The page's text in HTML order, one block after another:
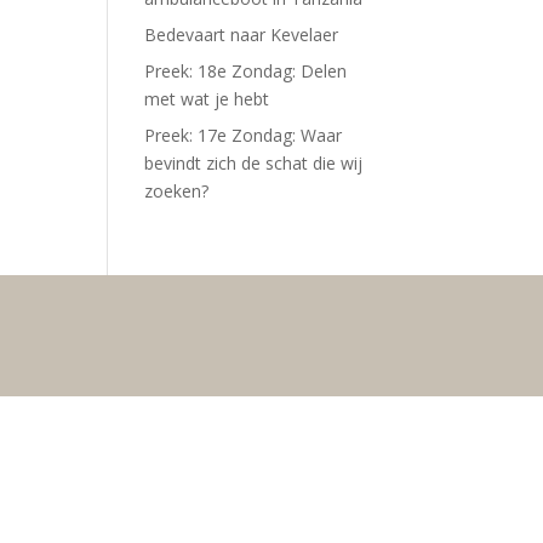
Bedevaart naar Kevelaer
Preek: 18e Zondag: Delen
met wat je hebt
Preek: 17e Zondag: Waar
bevindt zich de schat die wij
zoeken?